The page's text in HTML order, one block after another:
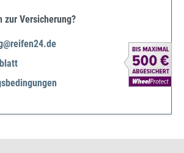
zur Versicherung?